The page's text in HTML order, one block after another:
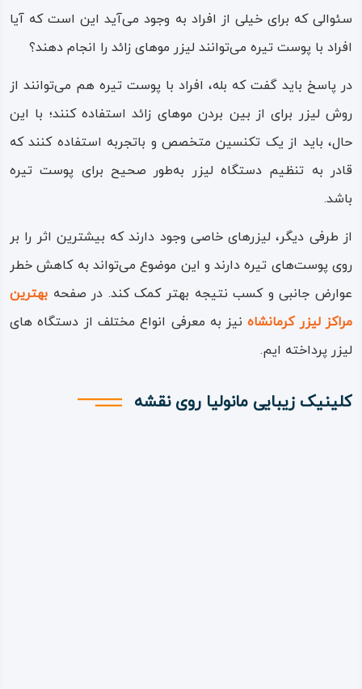
سئوالی که برای خیلی از افراد به وجود می‌آید این است که آیا
افراد با پوست تیره می‌توانند لیزر موهای زائد را انجام دهند؟
در پاسخ باید گفت که بله، افراد با پوست تیره هم می‌توانند از
روش لیزر برای از بین بردن موهای زائد استفاده کنند؛ با این
حال، باید از یک تکنسین متخصص و باتجربه استفاده کنند که
قادر به تنظیم دستگاه لیزر به‌طور صحیح برای پوست تیره
باشد.
از طرفی دیگر، لیزرهای خاصی وجود دارند که بیشترین اثر را بر
روی پوست‌های تیره دارند و این موضوع می‌تواند به کاهش خطر
عوارض جانبی و کسب نتیجه بهتر کمک کند. در صفحه بهترین
مراکز لیزر کرمانشاهنیز به معرفی انواع مختلف از دستگاه های
لیزر پرداخته ایم.
کلینیک زیبایی مانولیا روی نقشه